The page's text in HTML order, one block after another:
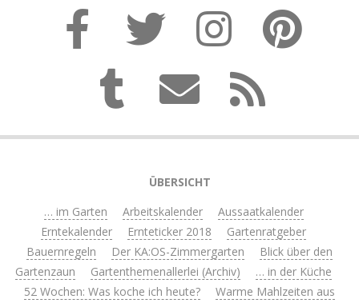
ÜBERSICHT
… im Garten
Arbeitskalender
Aussaatkalender
Erntekalender
Ernteticker 2018
Gartenratgeber
Bauernregeln
Der KA:OS-Zimmergarten
Blick über den
Gartenzaun
Gartenthemenallerlei (Archiv)
… in der Küche
52 Wochen: Was koche ich heute?
Warme Mahlzeiten aus